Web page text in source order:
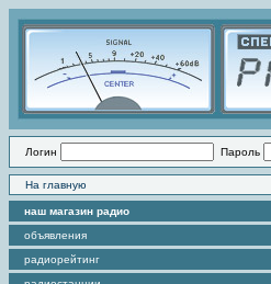
Логин Пароль
На главную
наш магазин радио
объявления
радиорейтинг